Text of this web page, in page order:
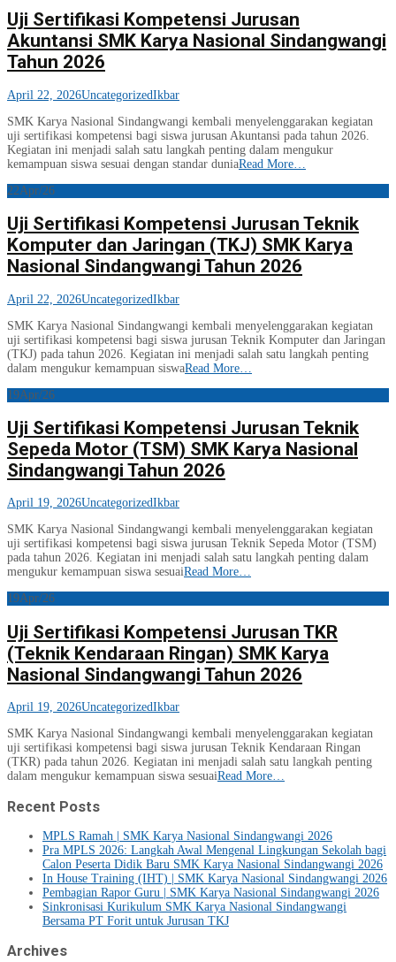
Uji Sertifikasi Kompetensi Jurusan
Akuntansi SMK Karya Nasional Sindangwangi
Tahun 2026
April 22, 2026UncategorizedIkbar
SMK Karya Nasional Sindangwangi kembali menyelenggarakan kegiatan
uji sertifikasi kompetensi bagi siswa jurusan Akuntansi pada tahun 2026.
Kegiatan ini menjadi salah satu langkah penting dalam mengukur
kemampuan siswa sesuai dengan standar duniaRead More…
22Apr/26
Uji Sertifikasi Kompetensi Jurusan Teknik
Komputer dan Jaringan (TKJ) SMK Karya
Nasional Sindangwangi Tahun 2026
April 22, 2026UncategorizedIkbar
SMK Karya Nasional Sindangwangi kembali menyelenggarakan kegiatan
uji sertifikasi kompetensi bagi siswa jurusan Teknik Komputer dan Jaringan
(TKJ) pada tahun 2026. Kegiatan ini menjadi salah satu langkah penting
dalam mengukur kemampuan siswaRead More…
19Apr/26
Uji Sertifikasi Kompetensi Jurusan Teknik
Sepeda Motor (TSM) SMK Karya Nasional
Sindangwangi Tahun 2026
April 19, 2026UncategorizedIkbar
SMK Karya Nasional Sindangwangi kembali menyelenggarakan kegiatan
uji sertifikasi kompetensi bagi siswa jurusan Teknik Sepeda Motor (TSM)
pada tahun 2026. Kegiatan ini menjadi salah satu langkah penting dalam
mengukur kemampuan siswa sesuaiRead More…
19Apr/26
Uji Sertifikasi Kompetensi Jurusan TKR
(Teknik Kendaraan Ringan) SMK Karya
Nasional Sindangwangi Tahun 2026
April 19, 2026UncategorizedIkbar
SMK Karya Nasional Sindangwangi kembali menyelenggarakan kegiatan
uji sertifikasi kompetensi bagi siswa jurusan Teknik Kendaraan Ringan
(TKR) pada tahun 2026. Kegiatan ini menjadi salah satu langkah penting
dalam mengukur kemampuan siswa sesuaiRead More…
Recent Posts
MPLS Ramah | SMK Karya Nasional Sindangwangi 2026
Pra MPLS 2026: Langkah Awal Mengenal Lingkungan Sekolah bagi
Calon Peserta Didik Baru SMK Karya Nasional Sindangwangi 2026
In House Training (IHT) | SMK Karya Nasional Sindangwangi 2026
Pembagian Rapor Guru | SMK Karya Nasional Sindangwangi 2026
Sinkronisasi Kurikulum SMK Karya Nasional Sindangwangi
Bersama PT Forit untuk Jurusan TKJ
Archives